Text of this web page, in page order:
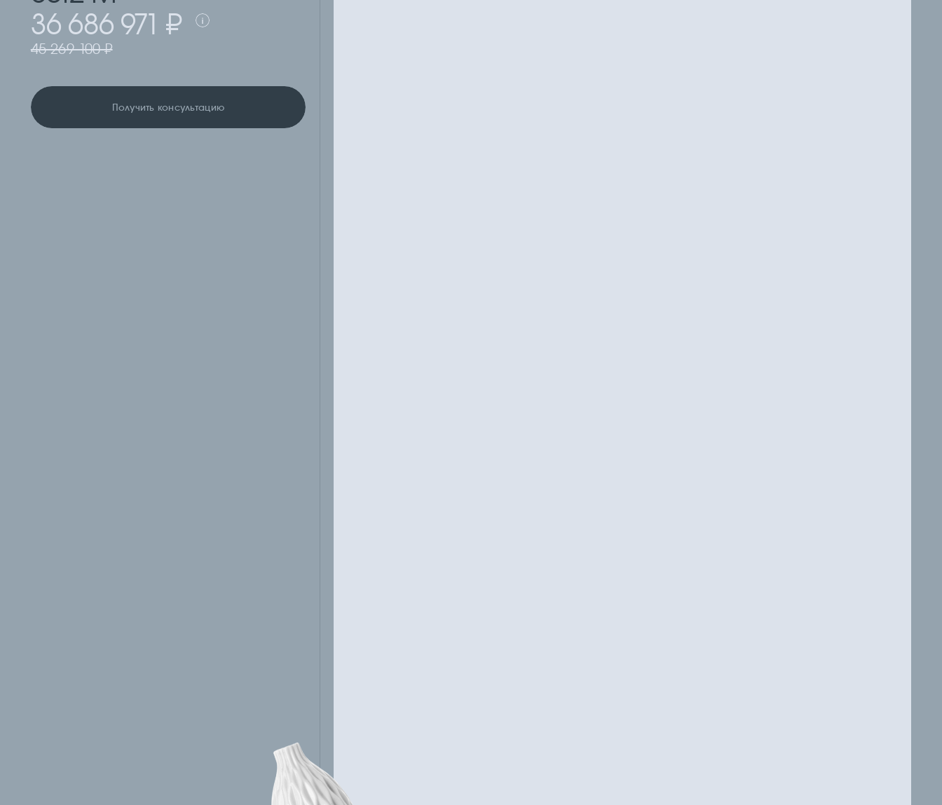
36 686 971 ₽
45 269 100 ₽
Получить консультацию